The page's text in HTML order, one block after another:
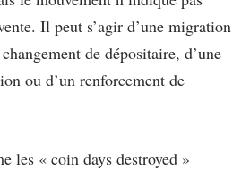
Il peut s’agir d’une migration
de dépositaire, d’une
ou d’un renforcement de
les « coin days destroyed »